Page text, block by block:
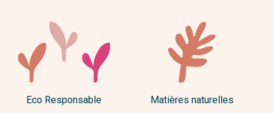
Eco Responsable Matières naturelles